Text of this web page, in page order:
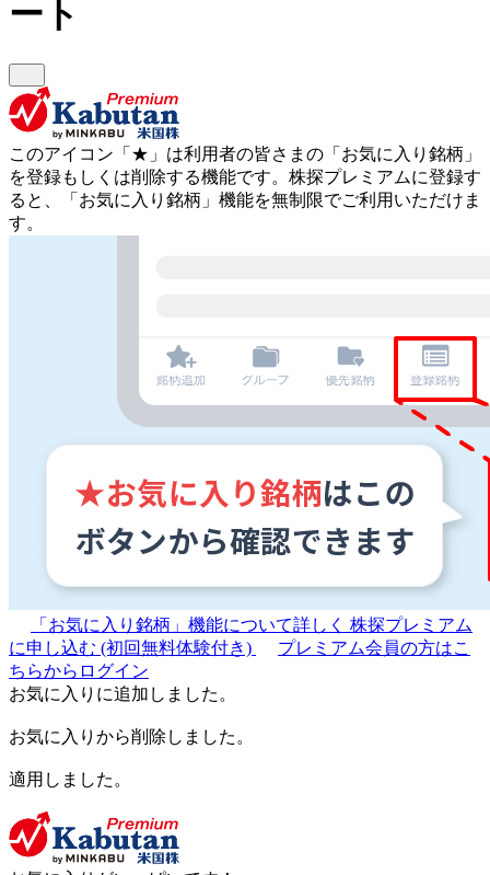
ート
このアイコン 「★」 は利用者の皆さまの 「お気に入り銘柄」
を登録もしくは削除する機能です。 株探プレミアムに登録す
ると、「お気に入り銘柄」機能を無制限でご利用いただけま
す。
「お気に入り銘柄」機能について詳しく 株探プレミアム
に申し込む (初回無料体験付き)
プレミアム会員の方はこ
ちらからログイン
お気に入りに追加しました。
お気に入りから削除しました。
適用しました。